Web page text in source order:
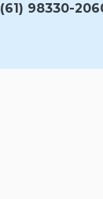
(61) 98330-